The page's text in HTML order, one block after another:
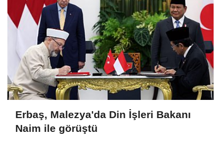
Erbaş, Malezya'da Din İşleri Bakanı
Naim ile görüştü